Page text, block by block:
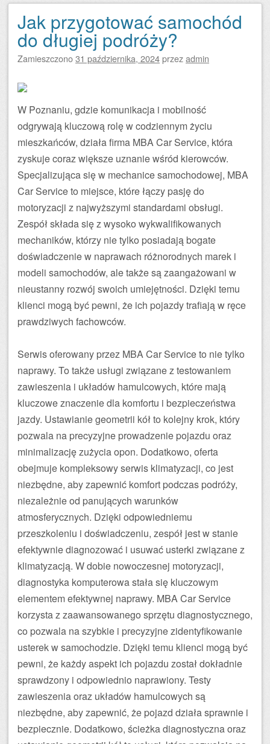
Jak przygotować samochód
do długiej podróży?
Zamieszczono31 października, 2024przezadmin
W Poznaniu, gdzie komunikacja i mobilność
odgrywają kluczową rolę w codziennym życiu
mieszkańców, działa firma MBA Car Service, która
zyskuje coraz większe uznanie wśród kierowców.
Specjalizująca się w mechanice samochodowej, MBA
Car Service to miejsce, które łączy pasję do
motoryzacji z najwyższymi standardami obsługi.
Zespół składa się z wysoko wykwalifikowanych
mechaników, którzy nie tylko posiadają bogate
doświadczenie w naprawach różnorodnych marek i
modeli samochodów, ale także są zaangażowani w
nieustanny rozwój swoich umiejętności. Dzięki temu
klienci mogą być pewni, że ich pojazdy trafiają w ręce
prawdziwych fachowców.
Serwis oferowany przez MBA Car Service to nie tylko
naprawy. To także usługi związane z testowaniem
zawieszenia i układów hamulcowych, które mają
kluczowe znaczenie dla komfortu i bezpieczeństwa
jazdy. Ustawianie geometrii kół to kolejny krok, który
pozwala na precyzyjne prowadzenie pojazdu oraz
minimalizację zużycia opon. Dodatkowo, oferta
obejmuje kompleksowy serwis klimatyzacji, co jest
niezbędne, aby zapewnić komfort podczas podróży,
niezależnie od panujących warunków
atmosferycznych. Dzięki odpowiedniemu
przeszkoleniu i doświadczeniu, zespół jest w stanie
efektywnie diagnozować i usuwać usterki związane z
klimatyzacją. W dobie nowoczesnej motoryzacji,
diagnostyka komputerowa stała się kluczowym
elementem efektywnej naprawy. MBA Car Service
korzysta z zaawansowanego sprzętu diagnostycznego,
co pozwala na szybkie i precyzyjne zidentyfikowanie
usterek w samochodzie. Dzięki temu klienci mogą być
pewni, że każdy aspekt ich pojazdu został dokładnie
sprawdzony i odpowiednio naprawiony. Testy
zawieszenia oraz układów hamulcowych są
niezbędne, aby zapewnić, że pojazd działa sprawnie i
bezpiecznie. Dodatkowo, ścieżka diagnostyczna oraz